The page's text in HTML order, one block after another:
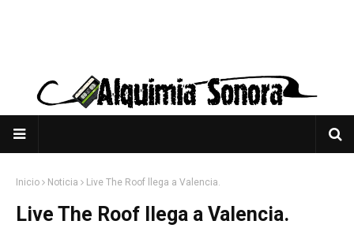
Inicio Noticia Live The Roof llega a Valencia.
Live The Roof llega a Valencia.